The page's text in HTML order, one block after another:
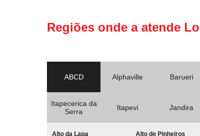
Regiões onde a atende
ABCD Alphaville Barueri
Itapecerica da
Serra
Itapevi Jandira
Alto da Lapa Alto de Pinheiros